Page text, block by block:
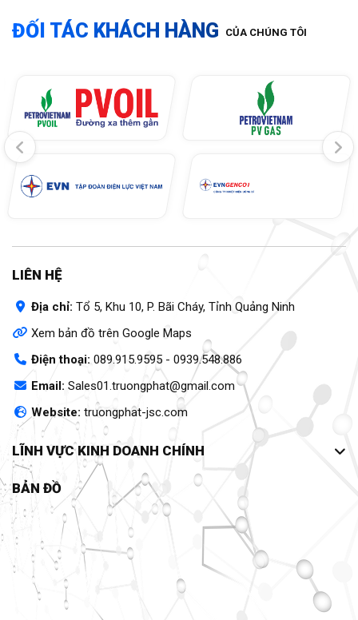
ĐỐI TÁC KHÁCH HÀNG CỦA CHÚNG TÔI
LIÊN HỆ
Địa chỉ: Tổ 5, Khu 10, P. Bãi Cháy, Tỉnh Quảng Ninh
Xem bản đồ trên Google Maps
Điện thoại: 089.915.9595 - 0939.548.886
Email: Sales01.truongphat@gmail.com
Website: truongphat-jsc.com
LĨNH VỰC KINH DOANH CHÍNH
BẢN ĐỒ